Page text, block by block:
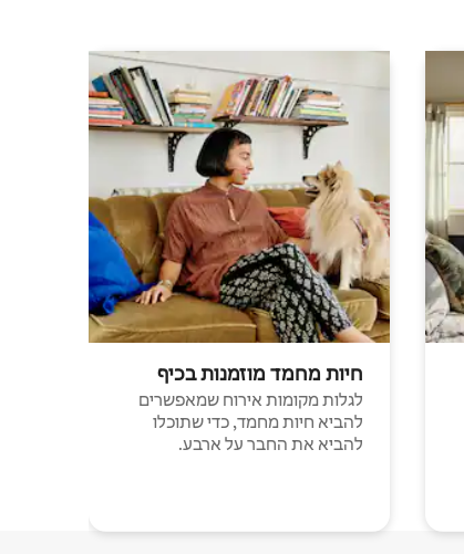
חיות מחמד מוזמנות בכיף
לגלות מקומות אירוח שמאפשרים
להביא חיות מחמד, כדי שתוכלו
להביא את החבר על ארבע.